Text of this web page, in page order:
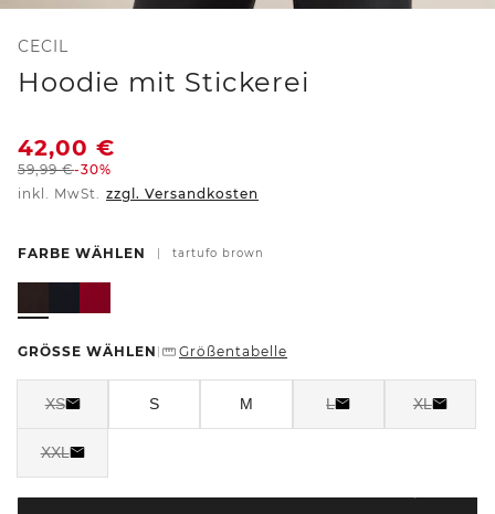
CECIL
Hoodie mit Stickerei
42,00 €
59,99€-30%
inkl. MwSt. zzgl. Versandkosten
FARBE WÄHLEN tartufo brown
GRÖSSE WÄHLEN Größentabelle
XS S M L XL
XXL